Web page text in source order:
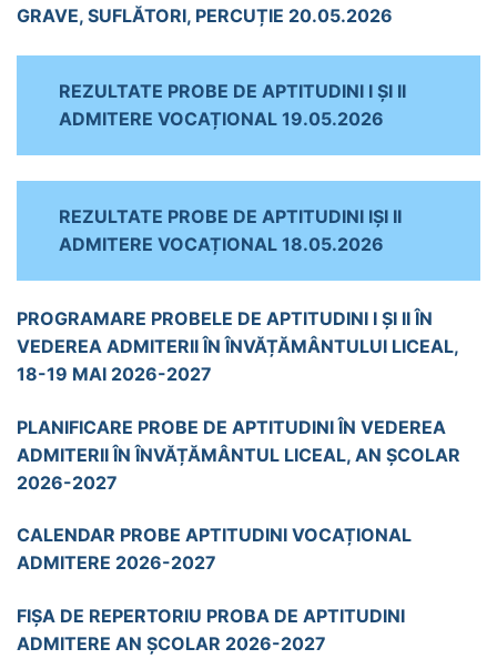
GRAVE, SUFLĂTORI, PERCUȚIE 20.05.2026
REZULTATE PROBE DE APTITUDINI I ȘI II
ADMITERE VOCAȚIONAL 19.05.2026
REZULTATE PROBE DE APTITUDINI IȘI II
ADMITERE VOCAȚIONAL 18.05.2026
PROGRAMARE PROBELE DE APTITUDINI I ȘI II ÎN
VEDEREA ADMITERII ÎN ÎNVĂȚĂMÂNTULUI LICEAL,
18-19 MAI 2026-2027
PLANIFICARE PROBE DE APTITUDINI ÎN VEDEREA
ADMITERII ÎN ÎNVĂȚĂMÂNTUL LICEAL, AN ȘCOLAR
2026-2027
CALENDAR PROBE APTITUDINI VOCAȚIONAL
ADMITERE 2026-2027
FIȘA DE REPERTORIU PROBA DE APTITUDINI
ADMITERE AN ȘCOLAR 2026-2027